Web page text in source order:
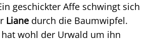
geschickter Affe schwingt sich
Liane durch die Baumwipfel.
hat wohl der Urwald um ihn